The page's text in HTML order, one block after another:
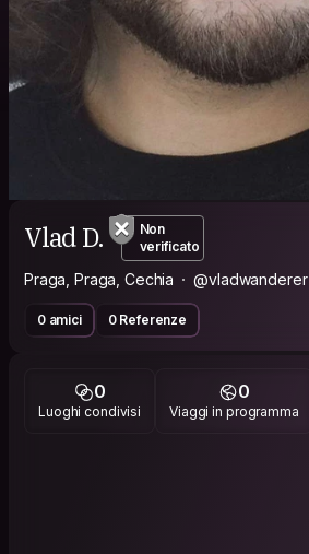
Vlad D.
Non
verificato
Praga, Praga, Cechia @vladwanderer
0 amici 0 Referenze
0
Luoghi condivisi
0
Viaggi in programma